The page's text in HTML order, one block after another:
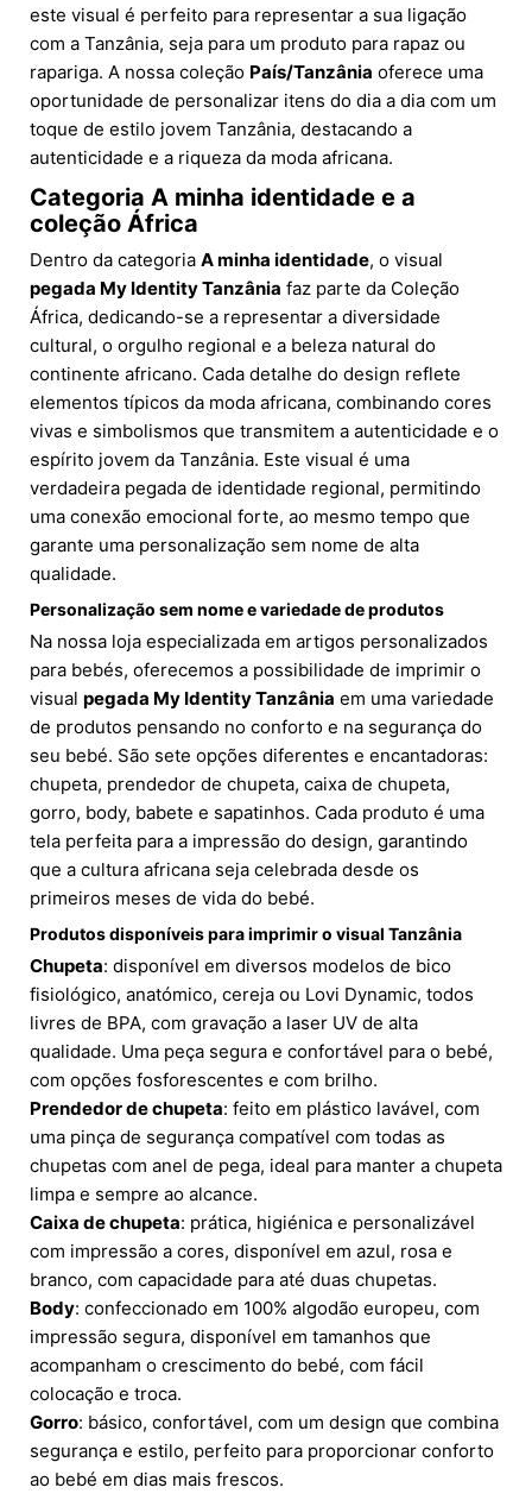
este visual é perfeito para representar a sua ligação
com a Tanzânia, seja para um produto para rapaz ou
rapariga. A nossa coleção País/Tanzânia oferece uma
oportunidade de personalizar itens do dia a dia com um
toque de estilo jovem Tanzânia, destacando a
autenticidade e a riqueza da moda africana.
Categoria A minha identidade e a
coleção África
Dentro da categoria A minha identidade, o visual
pegada My Identity Tanzânia faz parte da Coleção
África, dedicando-se a representar a diversidade
cultural, o orgulho regional e a beleza natural do
continente africano. Cada detalhe do design reflete
elementos típicos da moda africana, combinando cores
vivas e simbolismos que transmitem a autenticidade e o
espírito jovem da Tanzânia. Este visual é uma
verdadeira pegada de identidade regional, permitindo
uma conexão emocional forte, ao mesmo tempo que
garante uma personalização sem nome de alta
qualidade.
Personalização sem nome e variedade de produtos
Na nossa loja especializada em artigos personalizados
para bebés, oferecemos a possibilidade de imprimir o
visual pegada My Identity Tanzânia em uma variedade
de produtos pensando no conforto e na segurança do
seu bebé. São sete opções diferentes e encantadoras:
chupeta, prendedor de chupeta, caixa de chupeta,
gorro, body, babete e sapatinhos. Cada produto é uma
tela perfeita para a impressão do design, garantindo
que a cultura africana seja celebrada desde os
primeiros meses de vida do bebé.
Produtos disponíveis para imprimir o visual Tanzânia
Chupeta: disponível em diversos modelos de bico
fisiológico, anatómico, cereja ou Lovi Dynamic, todos
livres de BPA, com gravação a laser UV de alta
qualidade. Uma peça segura e confortável para o bebé,
com opções fosforescentes e com brilho.
Prendedor de chupeta: feito em plástico lavável, com
uma pinça de segurança compatível com todas as
chupetas com anel de pega, ideal para manter a chupeta
limpa e sempre ao alcance.
Caixa de chupeta: prática, higiénica e personalizável
com impressão a cores, disponível em azul, rosa e
branco, com capacidade para até duas chupetas.
Body: confeccionado em 100% algodão europeu, com
impressão segura, disponível em tamanhos que
acompanham o crescimento do bebé, com fácil
colocação e troca.
Gorro: básico, confortável, com um design que combina
segurança e estilo, perfeito para proporcionar conforto
ao bebé em dias mais frescos.